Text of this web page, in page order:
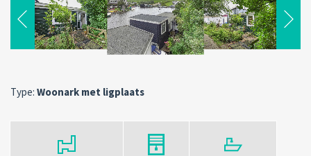
Type: Woonark met ligplaats